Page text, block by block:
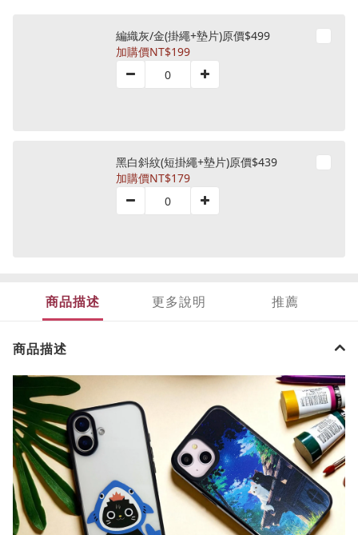
編織灰/金(掛繩+墊片)原價$499
加購價NT$199
黑白斜紋(短掛繩+墊片)原價$439
加購價NT$179
商品描述 更多說明 推薦
商品描述